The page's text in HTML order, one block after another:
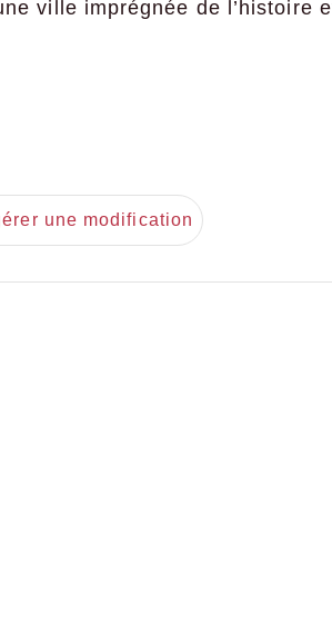
ville imprégnée de l’histoire
une modification